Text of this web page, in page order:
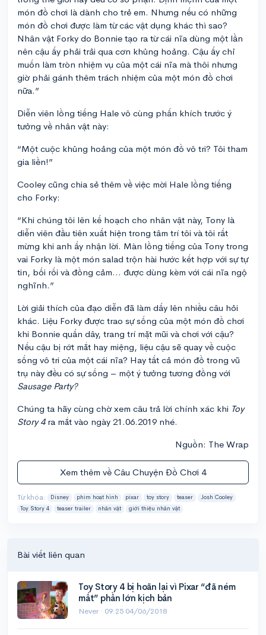
món đồ chơi là dành cho trẻ em. Nhưng nếu có những
món đồ chơi được làm từ các vật dụng khác thì sao?
Nhân vật Forky do Bonnie tạo ra từ cái nĩa dùng một lần
nên cậu ấy phải trải qua cơn khủng hoảng. Cậu ấy chỉ
muốn làm tròn nhiệm vụ của một cái nĩa mà thôi nhưng
giờ phải gánh thêm trách nhiệm của một món đồ chơi
nữa.”
Diễn viên lồng tiếng Hale vô cùng phấn khích trước ý
tưởng về nhân vật này:
“Một cuộc khủng hoảng của một món đồ vô tri? Tôi tham
gia liền!”
Cooley cũng chia sẻ thêm về việc mời Hale lồng tiếng
cho Forky:
“Khi chúng tôi lên kế hoạch cho nhân vật này, Tony là
diễn viên đầu tiên xuất hiện trong tâm trí tôi và tôi rất
mừng khi anh ấy nhận lời. Màn lồng tiếng của Tony trong
vai Forky là một món salad trộn hài hước kết hợp với sự tự
tin, bối rối và đồng cảm... được dùng kèm với cái nĩa ngộ
nghĩnh.”
Lời giải thích của đạo diễn đã làm dấy lên nhiều câu hỏi
khác. Liệu Forky được trao sự sống của một món đồ chơi
khi Bonnie quấn dây, trang trí mặt mũi và chơi với cậu?
Nếu cậu bị rớt mắt hay miệng, liệu cậu sẽ quay về cuộc
sống vô tri của một cái nĩa? Hay tất cả món đồ trong vũ
trụ này đều có sự sống – một ý tưởng tương đồng với
Sausage Party?
Chúng ta hãy cùng chờ xem câu trả lời chính xác khi Toy
Story 4 ra mắt vào ngày 21.06.2019 nhé.
Nguồn: The Wrap
Xem thêm về Câu Chuyện Đồ Chơi 4
Từ khóa: Disney phim hoạt hình pixar toy story teaser
Josh Cooley
Toy Story 4
teaser trailer nhân vật giới thiệu nhân vật
Bài viết liên quan
Toy Story 4 bị hoãn lại vì Pixar “đã ném
mất” phần lớn kịch bản
Never · 09:25 04/06/2018